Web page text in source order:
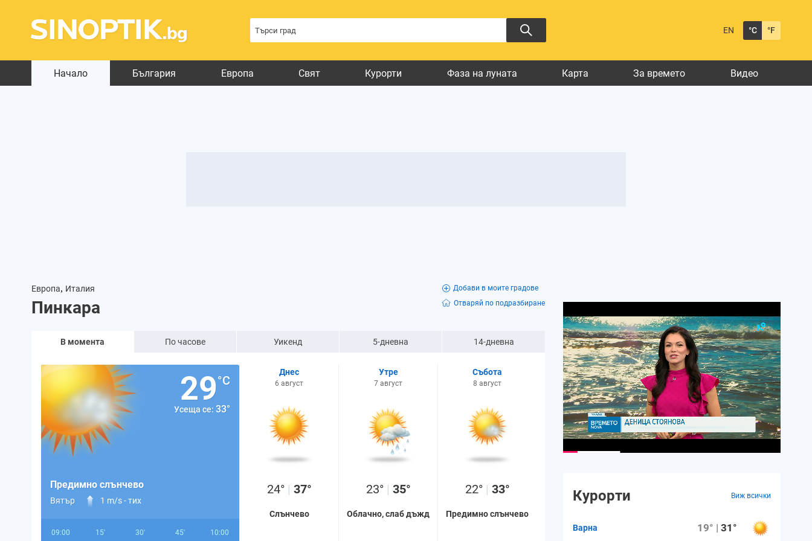
EN °C °F
Начало България Европа Свят Курорти Фаза на луната Карта За времето Видео
Европа, Италия
Пинкара
Добави в моите градове
Отваряй по подразбиране
В момента По часове Уикенд 5-дневна 14-дневна
29°C
Усеща се: 33°
Предимно слънчево
Вятър 1 m/s -тих
09:00 15' 30' 45' 10:00
Днес
6 август
24° | 37°
Слънчево
Утре
7 август
23° | 35°
Облачно, слаб дъжд
Събота
8 август
22° | 33°
Предимно слънчево
Курорти Виж всички
Варна 19° |31°